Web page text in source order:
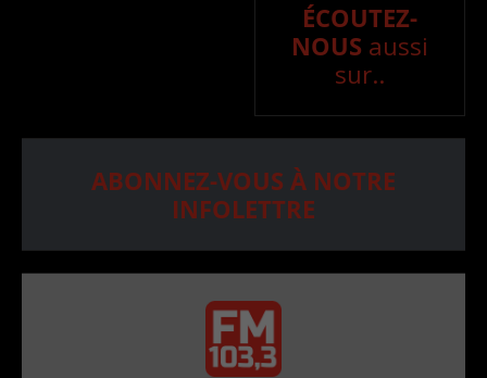
ÉCOUTEZ-
NOUS aussi
sur..
ABONNEZ-VOUS À NOTRE
INFOLETTRE